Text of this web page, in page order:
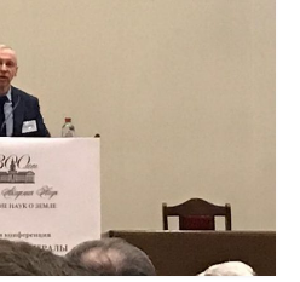
этика
для авторов